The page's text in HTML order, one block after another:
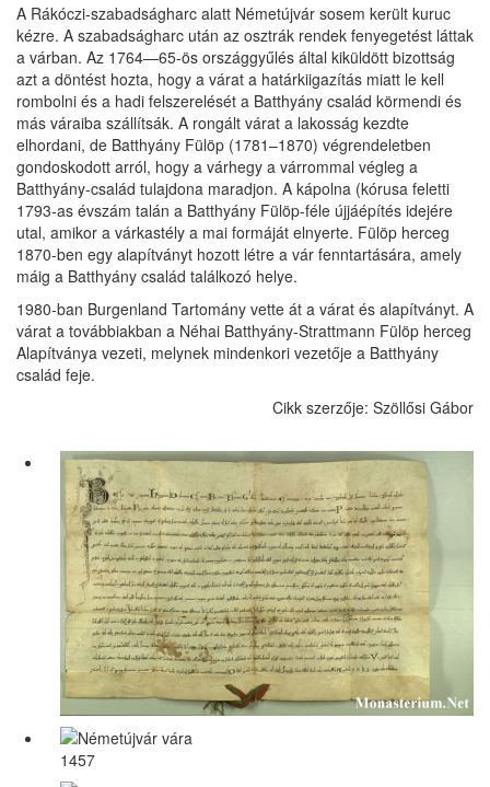
A Rákóczi-szabadságharc alatt Németújvár sosem került kuruc
kézre. A szabadságharc után az osztrák rendek fenyegetést láttak
a várban. Az 1764—65-ös országgyűlés által kiküldött bizottság
azt a döntést hozta, hogy a várat a határkiigazítás miatt le kell
rombolni és a hadi felszerelését a Batthyány család körmendi és
más váraiba szállítsák. A rongált várat a lakosság kezdte
elhordani, de Batthyány Fülöp (1781–1870) végrendeletben
gondoskodott arról, hogy a várhegy a várrommal végleg a
Batthyány-család tulajdona maradjon. A kápolna (kórusa feletti
1793-as évszám talán a Batthyány Fülöp-féle újjáépítés idejére
utal, amikor a várkastély a mai formáját elnyerte. Fülöp herceg
1870-ben egy alapítványt hozott létre a vár fenntartására, amely
máig a Batthyány család találkozó helye.
1980-ban Burgenland Tartomány vette át a várat és alapítványt. A
várat a továbbiakban a Néhai Batthyány-Strattmann Fülöp herceg
Alapítványa vezeti, melynek mindenkori vezetője a Batthyány
család feje.
Cikk szerzője: Szöllősi Gábor
1457